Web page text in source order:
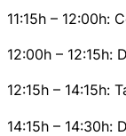
11:15h – 12:00h:
12:00h – 12:15h:
12:15h – 14:15h:
14:15h – 14:30h: